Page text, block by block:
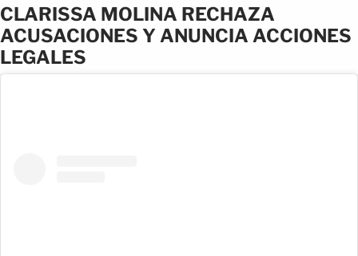
CLARISSA MOLINA RECHAZA
ACUSACIONES Y ANUNCIA ACCIONES
LEGALES